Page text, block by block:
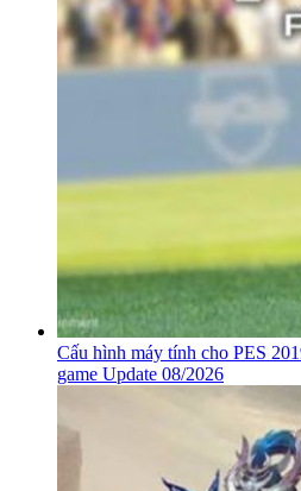
Cấu hình máy tính cho PES
game Update 08/2026